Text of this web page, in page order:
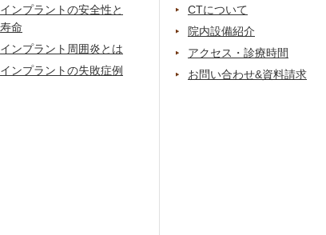
インプラントの安全性と
寿命
インプラント周囲炎とは
インプラントの失敗症例
CTについて
院内設備紹介
アクセス・診療時間
お問い合わせ&資料請求